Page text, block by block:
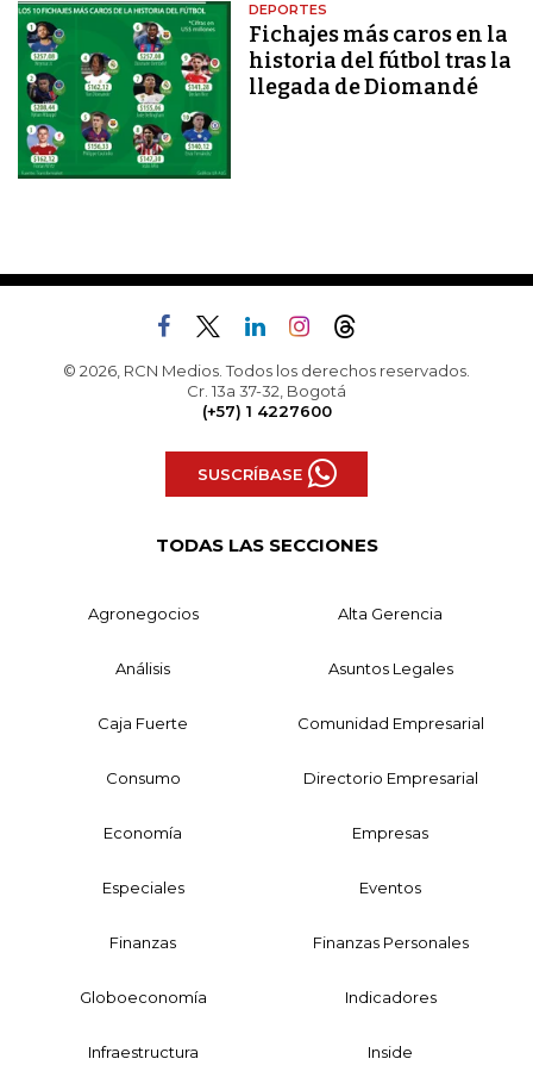
DEPORTES
Fichajes más caros en la
historia del fútbol tras la
llegada de Diomandé
© 2026, RCN Medios. Todos los derechos reservados.
Cr. 13a 37-32, Bogotá
(+57) 1 4227600
SUSCRÍBASE
TODAS LAS SECCIONES
Agronegocios Alta Gerencia
Análisis Asuntos Legales
Caja Fuerte Comunidad Empresarial
Consumo Directorio Empresarial
Economía Empresas
Especiales Eventos
Finanzas Finanzas Personales
Globoeconomía Indicadores
Infraestructura Inside